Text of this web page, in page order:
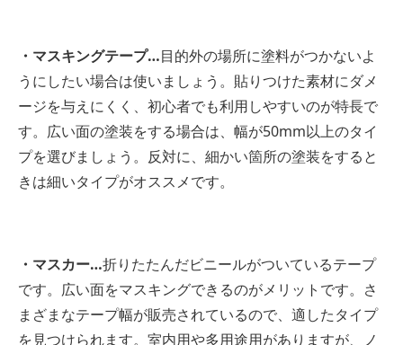
・マスキングテープ…目的外の場所に塗料がつかないよ
うにしたい場合は使いましょう。貼りつけた素材にダメ
ージを与えにくく、初心者でも利用しやすいのが特長で
す。広い面の塗装をする場合は、幅が50mm以上のタイ
プを選びましょう。反対に、細かい箇所の塗装をすると
きは細いタイプがオススメです。
・マスカー…折りたたんだビニールがついているテープ
です。広い面をマスキングできるのがメリットです。さ
まざまなテープ幅が販売されているので、適したタイプ
を見つけられます。室内用や多用途用がありますが、ノ